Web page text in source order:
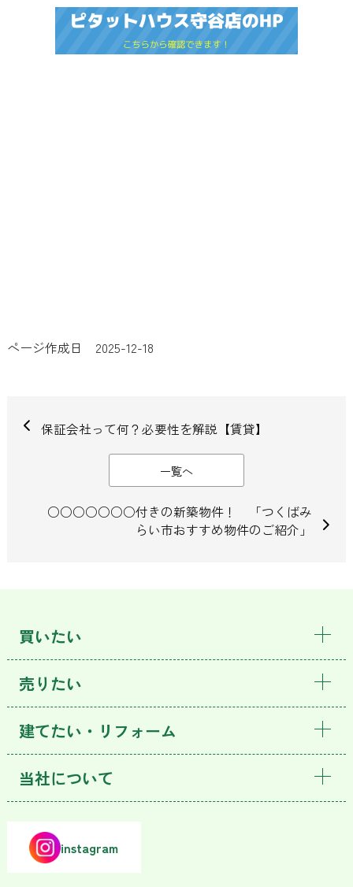
ページ作成日 2025-12-18
保証会社って何？必要性を解説【賃貸】
一覧へ
○○○○○○○付きの新築物件！ 「つくばみ
らい市おすすめ物件のご紹介」
買いたい
売りたい
建てたい・リフォーム
当社について
instagram